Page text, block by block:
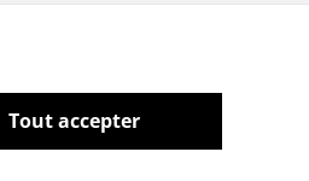
Tout accepter